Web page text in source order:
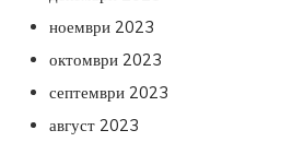
ноември 2023
октомври 2023
септември 2023
август 2023